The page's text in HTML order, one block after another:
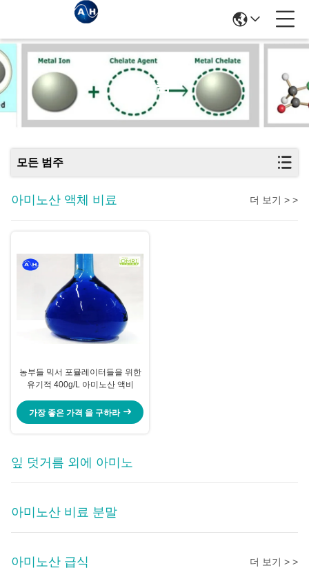
상품
모든 범주
아미노산 액체 비료 더 보기 > >
농부들 믹서 포뮬레이터들을 위한
유기적 400g/L 아미노산 액비
가장 좋은 가격 을 구하라
잎 덧거름 외에 아미노
아미노산 비료 분말
아미노산 급식 더 보기 > >